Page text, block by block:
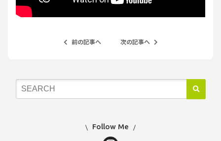
前の記事へ 次の記事へ
Follow Me